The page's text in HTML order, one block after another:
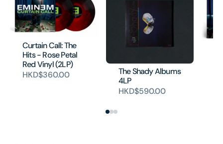
Curtain Call: The
Hits - Rose Petal
Red Vinyl (2LP)
HKD$360.00
The Shady Albums
4LP
HKD$590.00